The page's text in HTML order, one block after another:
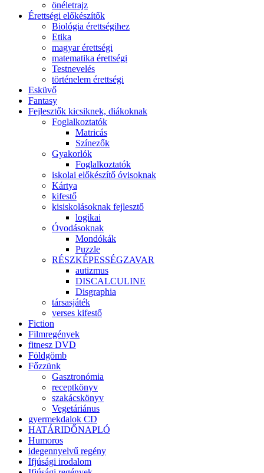
önéletrajz
Érettségi előkészítők
Biológia érettségihez
Etika
magyar érettségi
matematika érettségi
Testnevelés
történelem érettségi
Esküvő
Fantasy
Fejlesztők kicsiknek, diákoknak
Foglalkoztatók
Matricás
Színezők
Gyakorlók
Foglalkoztatók
iskolai előkészítő óvisoknak
Kártya
kifestő
kisiskolásoknak fejlesztő
logikai
Óvodásoknak
Mondókák
Puzzle
RÉSZKÉPESSÉGZAVAR
autizmus
DISCALCULINE
Disgraphia
társasjáték
verses kifestő
Fiction
Filmregények
fitnesz DVD
Földgömb
Főzzünk
Gasztronómia
receptkönyv
szakácskönyv
Vegetáriánus
gyermekdalok CD
HATÁRIDŐNAPLÓ
Humoros
idegennyelvű regény
Ifjúsági irodalom